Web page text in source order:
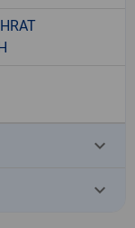
keyboard_arrow_down
keyboard_arrow_down